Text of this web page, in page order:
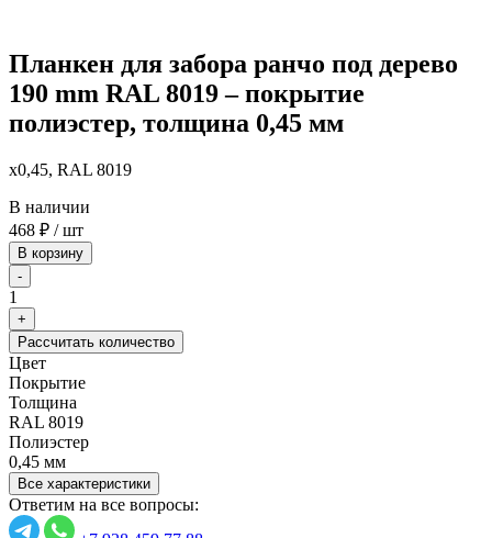
Планкен для забора ранчо под дерево
190 mm RAL 8019 – покрытие
полиэстер, толщина 0,45 мм
x0,45, RAL 8019
В наличии
468 ₽ / шт
В корзину
-
1
+
Рассчитать количество
Цвет
Покрытие
Толщина
RAL 8019
Полиэстер
0,45 мм
Все характеристики
Ответим на все вопросы: